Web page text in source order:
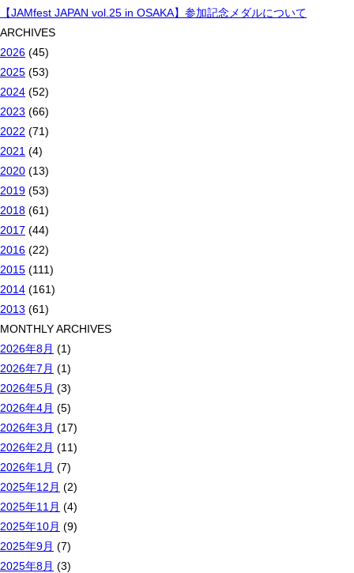
【JAMfest JAPAN vol.25 in OSAKA】参加記念メダルについて
ARCHIVES
2026 (45)
2025 (53)
2024 (52)
2023 (66)
2022 (71)
2021 (4)
2020 (13)
2019 (53)
2018 (61)
2017 (44)
2016 (22)
2015 (111)
2014 (161)
2013 (61)
MONTHLY ARCHIVES
2026年8月 (1)
2026年7月 (1)
2026年5月 (3)
2026年4月 (5)
2026年3月 (17)
2026年2月 (11)
2026年1月 (7)
2025年12月 (2)
2025年11月 (4)
2025年10月 (9)
2025年9月 (7)
2025年8月 (3)